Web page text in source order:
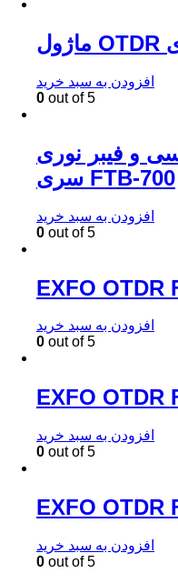
افزودن به سبد خرید
0 out of 5
و فیبر نوری
سری FTB-700
افزودن به سبد خرید
0 out of 5
EXFO OTDR
افزودن به سبد خرید
0 out of 5
EXFO OTDR
افزودن به سبد خرید
0 out of 5
EXFO OTDR
افزودن به سبد خرید
0 out of 5